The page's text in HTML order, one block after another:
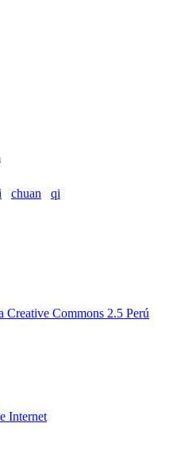
chuan qi
Creative Commons 2.5 Perú
Internet